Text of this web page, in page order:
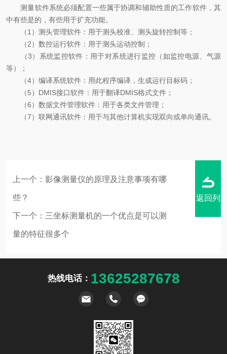
测量软件系统必须配置一些属于协调和辅助性质的工作软件，其
中有些是的，有些用于扩充功能。
（1）测头管理软件：用于测头校准、测头旋转控制等；
（2）数控运行软件：用于测头运动控制；
（3）系统监控软件：用于对系统进行监控（如监控电源、气源
等）；
（4）编译系统软件：用此程序编译，生成运行目标码；
（5）DMIS接口软件：用于翻译DMIS格式文件；
（6）数据文件管理软件：用于各类文件管理；
（7）联网通讯软件：用于与其他计算机实现双向或单向通讯。
上一个： 影像测量仪的原理及注意事项有哪
些？
下一个： 三坐标测量机的一个优点是可以测
量的特征很多个
返回列
热线电话： 13625287678